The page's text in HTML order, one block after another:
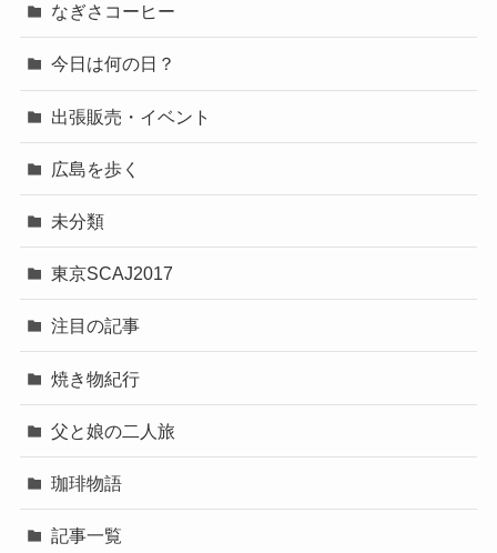
なぎさコーヒー
今日は何の日？
出張販売・イベント
広島を歩く
未分類
東京SCAJ2017
注目の記事
焼き物紀行
父と娘の二人旅
珈琲物語
記事一覧